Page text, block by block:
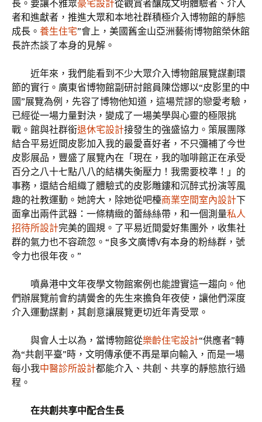
長。要讓不雅眾豪宅設計從觀賞者釀成文明體驗者、介入
者和進獻者，推進大眾和本地社群積極介入博物館的靜態
成長。 養生住宅”會上，美國舊金山亞洲藝術博物館榮休館
長許杰談了本身的見解。
近年來，我們能看到不少大眾介入博物館展覽謀劃環
節的實行。廣東省博物館副研討館員陳岱娜以“皮影里的中
國”展覽為例，先容了博物他知道，這場荒謬的戀愛考驗，
已經從一場力量對決，變成了一場美學與心靈的極限挑
戰。館與社群銜退休宅設計接發生的強盛協力。策展團隊
結合平易近間皮影加入我的最愛喜好者，不只彌補了今世
皮影展品，豐盛了展覽內在「現在，我的咖啡館正在承受
百分之八十七點八八的結構失衡壓力！我需要校準！」的
事務，還結合組織了體驗式的皮影雕鏤和沉醉式扮演等風
趣的社教運動。她誇大，除她從吧檯商業空間室內設計下
面拿出兩件武器：一條精緻的蕾絲絲帶，和一個測量私人
招待所設計完美的圓規。了平易近間愛好集團外，收集社
群的氣力也不容疏忽。“良多文廣博V有本身的粉絲群，號
令力也很年夜。”
噴鼻港中文年夜學文物館案例也能證實這一趨向。他
們辦展覽前會約請黌舍的先生來擔負年夜使，讓他們深度
介入運動謀劃，其創意讓展覽更切近年青受眾。
與會人士以為，當博物館從樂齡住宅設計“供應者”轉
為“共創平臺”時，文明傳承便不再是單向輸入，而是一場
每小我中醫診所設計都能介入、共創、共享的靜態旅行過
程。
在共創共享中配合生長